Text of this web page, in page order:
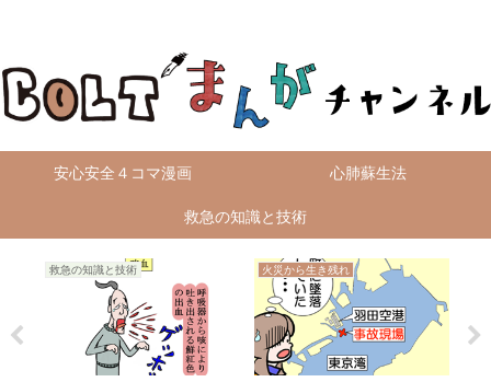
安心安全４コマ漫画 心肺蘇生法
救急の知識と技術
救急の知識と技術 火災から生き残れ